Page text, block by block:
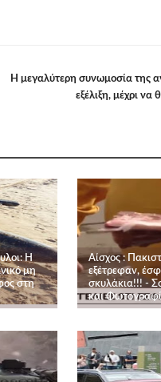
Η μεγαλύτερη συνωμοσία της
εξέλιξη, μέχρι να
Η
μη
στη
Αίσχος :
εξέτρεφαν,
σκυλάκια!!! -
και